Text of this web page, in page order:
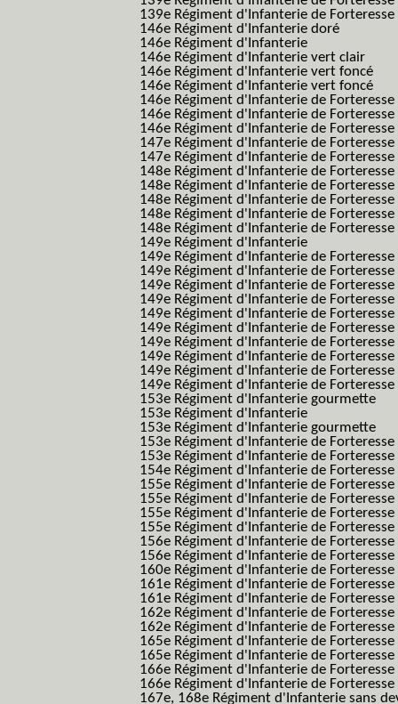
139e Régiment d'Infanterie de
146e Régiment d'Infanterie doré
146e Régiment d'Infanterie
146e Régiment d'Infanterie vert clair
146e Régiment d'Infanterie vert foncé
146e Régiment d'Infanterie vert foncé
146e Régiment d'Infanterie de
146e Régiment d'Infanterie de
146e Régiment d'Infanterie de
147e Régiment d'Infanterie de Forteresse
147e Régiment d'Infanterie de Forteresse
148e Régiment d'Infanterie de Forteresse
148e Régiment d'Infanterie de Forteresse
148e Régiment d'Infanterie de Forteresse
148e Régiment d'Infanterie de Forteresse
148e Régiment d'Infanterie de Forteresse
149e Régiment d'Infanterie
149e Régiment d'Infanterie de
149e Régiment d'Infanterie de
149e Régiment d'Infanterie de
149e Régiment d'Infanterie de
149e Régiment d'Infanterie de
149e Régiment d'Infanterie de
149e Régiment d'Infanterie de
149e Régiment d'Infanterie de
149e Régiment d'Infanterie de
149e Régiment d'Infanterie de
153e Régiment d'Infanterie gourmette
153e Régiment d'Infanterie
153e Régiment d'Infanterie gourmette
153e Régiment d'Infanterie de
153e Régiment d'Infanterie de
154e Régiment d'Infanterie de Forteresse
155e Régiment d'Infanterie de
155e Régiment d'Infanterie de
155e Régiment d'Infanterie de
155e Régiment d'Infanterie de
156e Régiment d'Infanterie de Forteresse
156e Régiment d'Infanterie de
160e Régiment d'Infanterie de
161e Régiment d'Infanterie de Forteresse
161e Régiment d'Infanterie de
162e Régiment d'Infanterie de Forteresse
162e Régiment d'Infanterie de
165e Régiment d'Infanterie de Forteresse
165e Régiment d'Infanterie de Forteresse
166e Régiment d'Infanterie de Forteresse
166e Régiment d'Infanterie de Forteresse
167e, 168e Régiment d'Infanterie sans